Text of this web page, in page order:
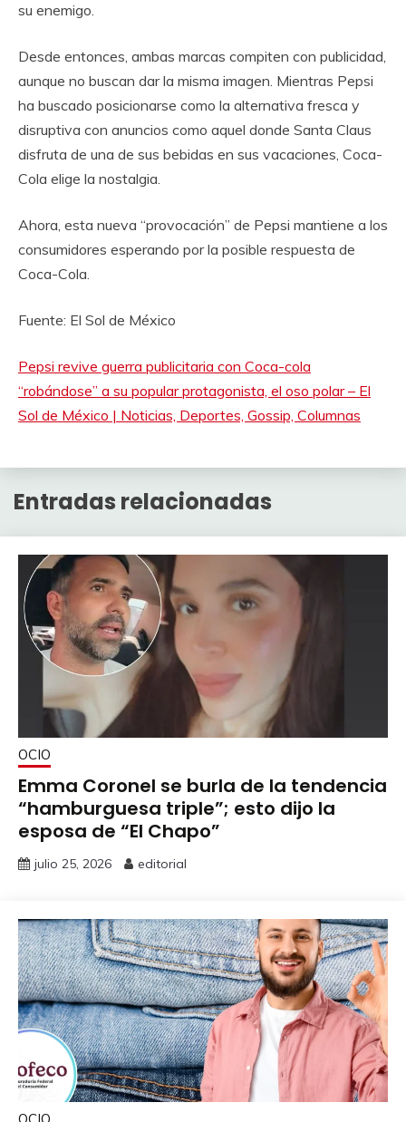
su enemigo.
Desde entonces, ambas marcas compiten con publicidad,
aunque no buscan dar la misma imagen. Mientras Pepsi
ha buscado posicionarse como la alternativa fresca y
disruptiva con anuncios como aquel donde Santa Claus
disfruta de una de sus bebidas en sus vacaciones, Coca-
Cola elige la nostalgia.
Ahora, esta nueva “provocación” de Pepsi mantiene a los
consumidores esperando por la posible respuesta de
Coca-Cola.
Fuente: El Sol de México
Pepsi revive guerra publicitaria con Coca-cola
“robándose” a su popular protagonista, el oso polar – El
Sol de México | Noticias, Deportes, Gossip, Columnas
Entradas relacionadas
OCIO
Emma Coronel se burla de la tendencia
“hamburguesa triple”; esto dijo la
esposa de “El Chapo”
julio 25, 2026 editorial